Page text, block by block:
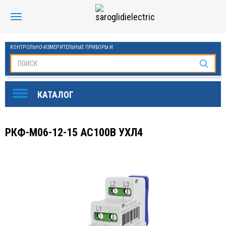
КОНТРОЛЬНО-ИЗМЕРИТЕЛЬНЫЕ ПРИБОРЫ И
ОБОРУДОВАНИЕ ДЛЯ БАССЕЙНОВ
РКФ-М06-12-15 AC100В УХЛ4